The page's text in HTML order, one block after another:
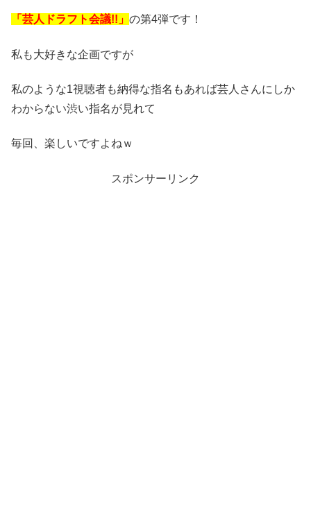
「芸人ドラフト会議!!」 の第4弾です！
私も大好きな企画ですが
私のような1視聴者も納得な指名もあれば芸人さんにしか
わからない渋い指名が見れて
毎回、楽しいですよねｗ
スポンサーリンク